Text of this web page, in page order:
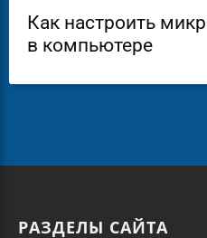
Как настроить
в компьютере
РАЗДЕЛЫ САЙТА